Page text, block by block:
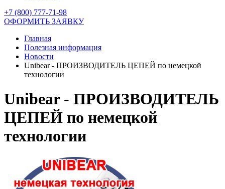
+7 (800) 777-71-98
ОФОРМИТЬ ЗАЯВКУ
Главная
Полезная информация
Новости
Unibear - ПРОИЗВОДИТЕЛЬ ЦЕПЕЙ по немецкой
технологии
Unibear - ПРОИЗВОДИТЕЛЬ
ЦЕПЕЙ по немецкой
технологии